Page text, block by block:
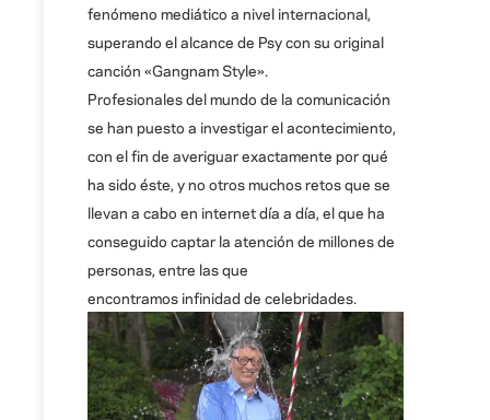
fenómeno mediático a nivel internacional,
superando el alcance de Psy con su original
canción «Gangnam Style».
Profesionales del mundo de la comunicación
se han puesto a investigar el acontecimiento,
con el fin de averiguar exactamente por qué
ha sido éste, y no otros muchos retos que se
llevan a cabo en internet día a día, el que ha
conseguido captar la atención de millones de
personas, entre las que
encontramos infinidad de celebridades.